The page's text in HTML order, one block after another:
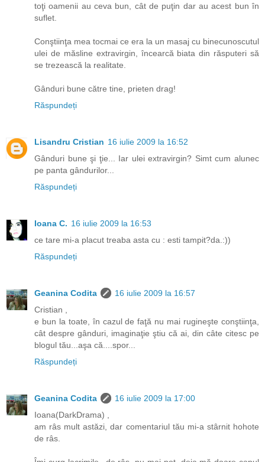
toţi oamenii au ceva bun, cât de puţin dar au acest bun în
suflet.
Conştiinţa mea tocmai ce era la un masaj cu binecunoscutul
ulei de măsline extravirgin, încearcă biata din răsputeri să
se trezească la realitate.
Gânduri bune către tine, prieten drag!
Răspundeți
Lisandru Cristian 16 iulie 2009 la 16:52
Gânduri bune şi ţie... Iar ulei extravirgin? Simt cum alunec
pe panta gândurilor...
Răspundeți
Ioana C. 16 iulie 2009 la 16:53
ce tare mi-a placut treaba asta cu : esti tampit?da.:))
Răspundeți
Geanina Codita
16 iulie 2009 la 16:57
Cristian ,
e bun la toate, în cazul de faţă nu mai rugineşte conştiinţa,
cât despre gânduri, imaginaţie ştiu că ai, din câte citesc pe
blogul tău...aşa că....spor...
Răspundeți
Geanina Codita
16 iulie 2009 la 17:00
Ioana(DarkDrama) ,
am râs mult astăzi, dar comentariul tău mi-a stârnit hohote
de râs.